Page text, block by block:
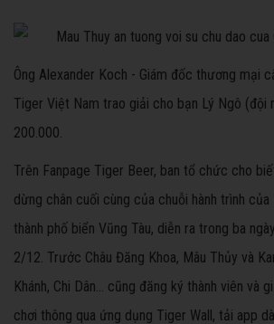
Ông Alexander Koch - Giám đốc thương mại
Tiger Việt Nam trao giải cho bạn Lý Ngô
200.000.
Trên Fanpage Tiger Beer, ban tổ chức cho
dừng chân cuối cùng của chuỗi hành trình
thành phố biển Vũng Tàu, diễn ra trong ba
2/12. Trước Châu Đăng Khoa, Mâu Thủy và
Khánh, Chi Dân... cũng đăng ký thành viên và
chơi thông qua ứng dụng Tiger Wall, tải app